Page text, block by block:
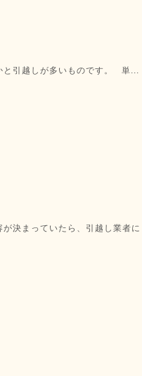
と引越しが多いものです。 単...
決まっていたら、引越し業者に